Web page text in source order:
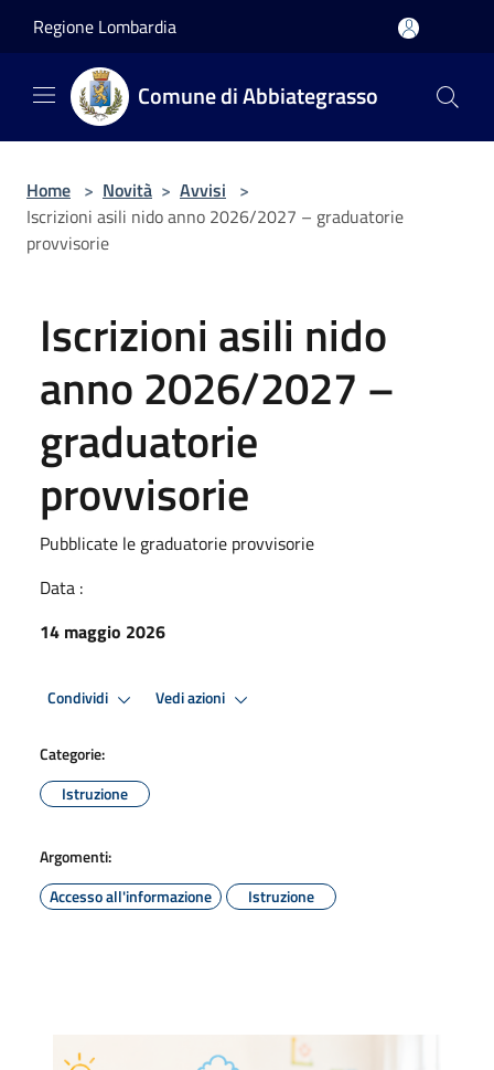
Regione Lombardia
Comune di Abbiategrasso
Home > Novità > Avvisi >
Iscrizioni asili nido anno 2026/2027 – graduatorie
provvisorie
Iscrizioni asili nido
anno 2026/2027 –
graduatorie
provvisorie
Pubblicate le graduatorie provvisorie
Data :
14 maggio 2026
Condividi Vedi azioni
Categorie:
Istruzione
Argomenti:
Accesso all'informazione
Istruzione